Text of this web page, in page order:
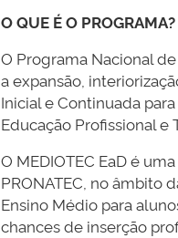
O QUE É O PROGRAMA?
O Programa Nacional
a expansão,
Inicial e Continuada
Educação Profissional e
O MEDIOTEC EaD é
PRONATEC, no âmbito
Ensino Médio para
chances de inserção